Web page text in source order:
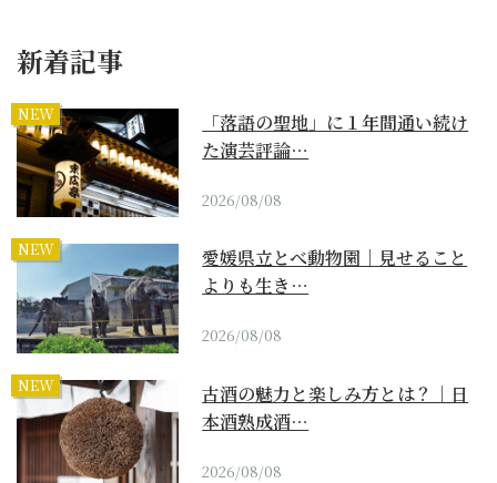
新着記事
NEW
「落語の聖地」に１年間通い続け
た演芸評論…
2026/08/08
NEW
愛媛県立とべ動物園｜見せること
よりも生き…
2026/08/08
NEW
古酒の魅力と楽しみ方とは？｜日
本酒熟成酒…
2026/08/08